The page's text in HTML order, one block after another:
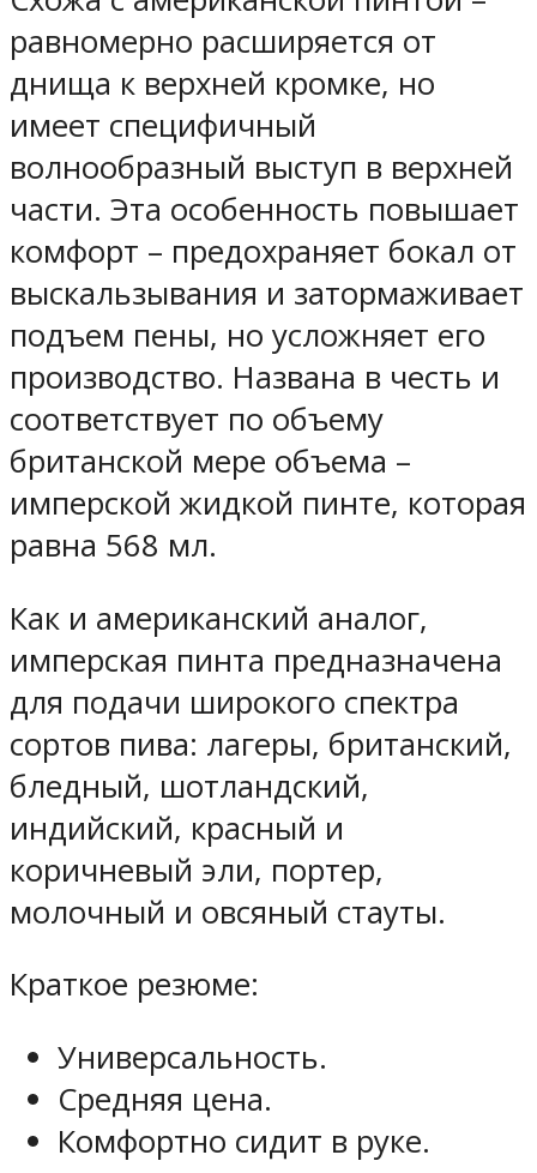
равномерно расширяется от
днища к верхней кромке, но
имеет специфичный
волнообразный выступ в верхней
части. Эта особенность повышает
комфорт – предохраняет бокал от
выскальзывания и затормаживает
подъем пены, но усложняет его
производство. Названа в честь и
соответствует по объему
британской мере объема –
имперской жидкой пинте, которая
равна 568 мл.
Как и американский аналог,
имперская пинта предназначена
для подачи широкого спектра
сортов пива: лагеры, британский,
бледный, шотландский,
индийский, красный и
коричневый эли, портер,
молочный и овсяный стауты.
Краткое резюме:
Универсальность.
Средняя цена.
Комфортно сидит в руке.